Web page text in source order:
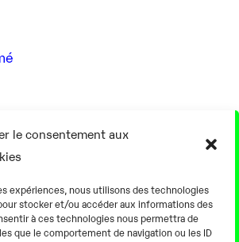
le consentement aux
expériences, nous utilisons des technologies
stocker et/ou accéder aux informations des
à ces technologies nous permettra de
que le comportement de navigation ou les ID